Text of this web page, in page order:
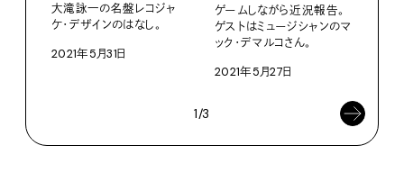
大滝詠一の名盤レコジャ
ケ・デザインのはなし。
2021年5月31日
ゲームしながら近況報告。
ゲストはミュージシャンのマ
ック・デマルコさん。
2021年5月27日
1/3